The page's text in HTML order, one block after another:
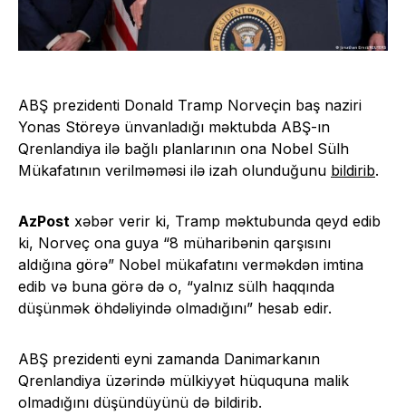
ABŞ prezidenti Donald Tramp Norveçin baş naziri
Yonas Störeyə ünvanladığı məktubda ABŞ-ın
Qrenlandiya ilə bağlı planlarının ona Nobel Sülh
Mükafatının verilməməsi ilə izah olunduğunu bildirib.
AzPost xəbər verir ki, Tramp məktubunda qeyd edib
ki, Norveç ona guya “8 müharibənin qarşısını
aldığına görə” Nobel mükafatını verməkdən imtina
edib və buna görə də o, “yalnız sülh haqqında
düşünmək öhdəliyində olmadığını” hesab edir.
ABŞ prezidenti eyni zamanda Danimarkanın
Qrenlandiya üzərində mülkiyyət hüququna malik
olmadığını düşündüyünü də bildirib.